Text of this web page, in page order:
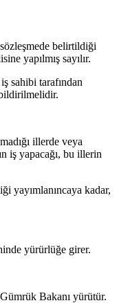
belirtildiği
yapılmış sayılır.
sahibi tarafından
illerde veya
iş yapacağı, bu illerin
yayımlanıncaya kadar,
yürürlüğe girer.
Bakanı yürütür.